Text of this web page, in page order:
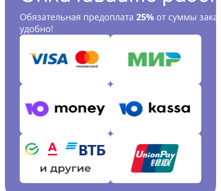
Обязательная предоплата 25% от суммы
удобно!